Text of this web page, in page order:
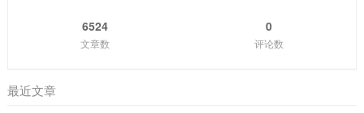
6524
文章数
0
评论数
最近文章